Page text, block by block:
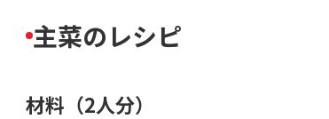
主菜のレシピ
材料（2人分）